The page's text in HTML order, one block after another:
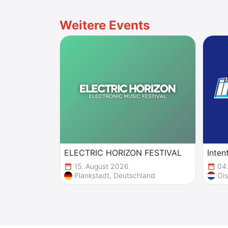
Weitere Events
ELECTRIC HORIZON FESTIVAL
date_range 15. August 2026
Plankstadt, Deutschland
date_range